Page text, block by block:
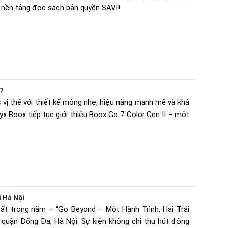
tảng đọc sách bản quyền SAVI!
thế với thiết kế mỏng nhẹ, hiệu năng mạnh mẽ và khả
Boox tiếp tục giới thiệu Boox Go 7 Color Gen II – một
Hà Nội
năm – “Go Beyond – Một Hành Trình, Hai Trải
Đống Đa, Hà Nội. Sự kiện không chỉ thu hút đông